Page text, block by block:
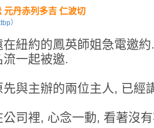
元丹赤列多吉 仁波切
）
在紐約的鳳英師姐急電邀
流一起被邀.
先與主辦的兩位主人, 已經
公司裡, 心念一動, 看著沒